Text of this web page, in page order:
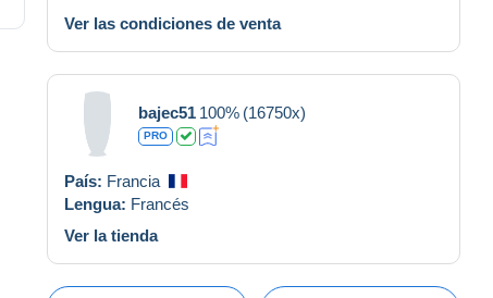
Ver las condiciones de venta
bajec51 100% (16750x)
PRO
País: Francia
Lengua: Francés
Ver la tienda